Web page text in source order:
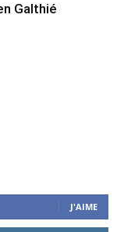
Galthié
J'AIME